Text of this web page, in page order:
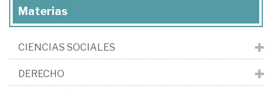
Materias
CIENCIAS SOCIALES
DERECHO